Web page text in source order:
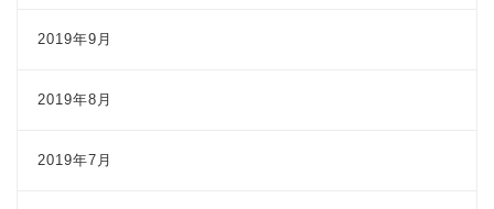
2019年9月
2019年8月
2019年7月